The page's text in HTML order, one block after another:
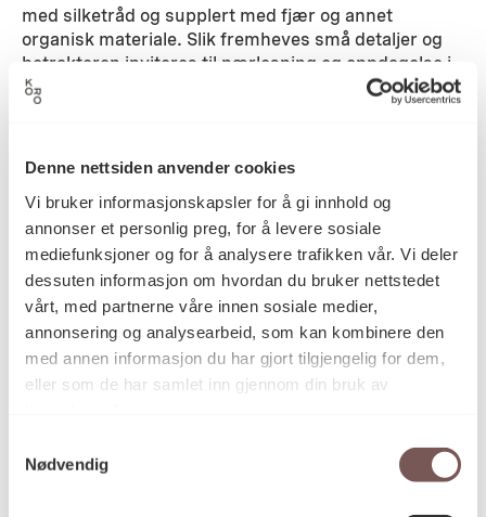
Denne nettsiden anvender cookies
Vi bruker informasjonskapsler for å gi innhold og
annonser et personlig preg, for å levere sosiale
mediefunksjoner og for å analysere trafikken vår. Vi deler
dessuten informasjon om hvordan du bruker nettstedet
vårt, med partnerne våre innen sosiale medier,
annonsering og analysearbeid, som kan kombinere den
med annen informasjon du har gjort tilgjengelig for dem,
eller som de har samlet inn gjennom din bruk av
Nødvendig
med silketråd og supplert med fjær og annet
organisk materiale. Slik fremheves små detaljer og
betrakteren inviteres til nærlesning og oppdagelse i
flate. Utgangspunkt er de fire himmelretningene og
årstidene. «A New Beginning – Wisdom of the
vinteren med vannet og luftens element og viser et
vulkansk innsjø av svart grus. «Conversations in the
Undergrowth – Wisdom of the East and South»
representerer vindretningen øst og syd, våren og
sommeren med jordens element, og viser et
landskap fra Andesfjellene på grensen mellom Chile
og Argentina. «The Conference of Birds – Wisdom of
the West» representerer vindretningen vest og
høsten med ildens element, og viser et vulkansk
landskap fra Island hvor en isbre smelter.